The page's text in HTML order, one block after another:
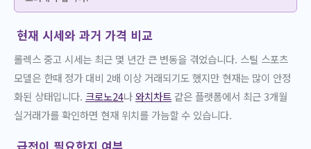
현재 시세와 과거 가격 비교
롤렉스 중고 시세는 최근 몇 년간 큰 변동을 겪었습니다. 스틸 스포츠
모델은 한때 정가 대비 2배 이상 거래되기도 했지만 현재는 많이 안정
화된 상태입니다. 크로노24나와치차트 같은 플랫폼에서 최근 3개월
실거래가를 확인하면 현재 위치를 가늠할 수 있습니다.